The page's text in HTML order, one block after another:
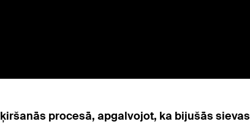
procesā, apgalvojot, ka bijušās sievas